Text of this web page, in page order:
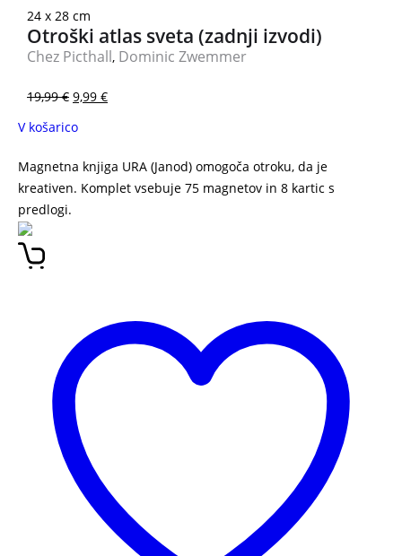
24 x 28 cm
Otroški atlas sveta (zadnji izvodi)
Chez Picthall, Dominic Zwemmer
19,99€ 9,99 €
V košarico
Magnetna knjiga URA (Janod) omogoča otroku, da je
kreativen. Komplet vsebuje 75 magnetov in 8 kartic s
predlogi.